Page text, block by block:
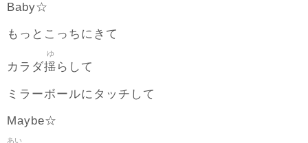
Baby☆
もっとこっちにきて
カラダ揺
ゆ
らして
ミラーボールにタッチして
Maybe☆
あい